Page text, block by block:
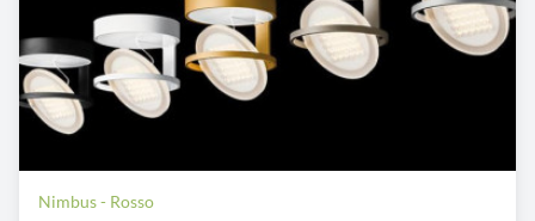
Nimbus - Rosso